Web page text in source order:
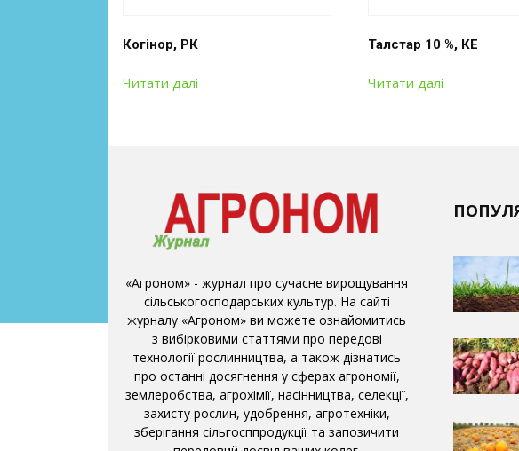
Когінор, РК
Читати далі
Талстар 10 %, КЕ
Читати далі
«Агроном» - журнал про сучасне вирощування
сільськогосподарських культур. На сайті
журналу «Агроном» ви можете ознайомитись
з вибірковими статтями про передові
технології рослинництва, а також дізнатись
про останні досягнення у сферах агрономії,
землеробства, агрохімії, насінництва, селекції,
захисту рослин, удобрення, агротехніки,
зберігання сільгосппродукції та запозичити